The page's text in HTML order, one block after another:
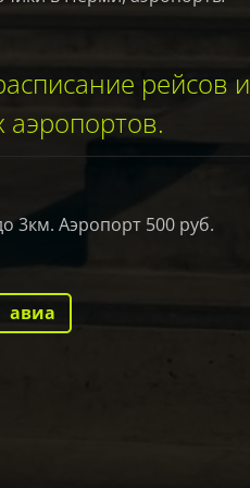
рейсов
аэропортов.
3км. Аэропорт 500 руб.
авиа